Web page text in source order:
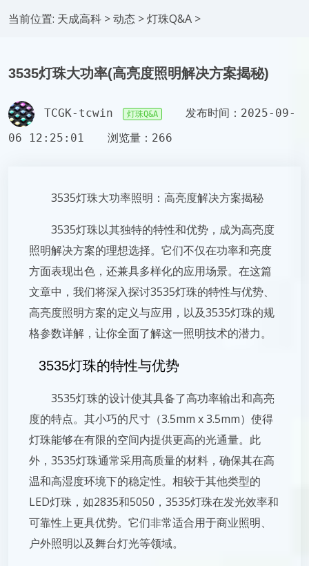
当前位置: 天成高科 >动态 >灯珠Q&A >
3535灯珠大功率(高亮度照明解决方案揭秘)
TCGK-tcwin 灯珠Q&A
发布时间：2025-09-
06 12:25:01
浏览量：266
3535灯珠大功率照明：高亮度解决方案揭秘
3535灯珠以其独特的特性和优势，成为高亮度
照明解决方案的理想选择。它们不仅在功率和亮度
方面表现出色，还兼具多样化的应用场景。在这篇
文章中，我们将深入探讨3535灯珠的特性与优势、
高亮度照明方案的定义与应用，以及3535灯珠的规
格参数详解，让你全面了解这一照明技术的潜力。
3535灯珠的特性与优势
3535灯珠的设计使其具备了高功率输出和高亮
度的特点。其小巧的尺寸（3.5mm x 3.5mm）使得
灯珠能够在有限的空间内提供更高的光通量。此
外，3535灯珠通常采用高质量的材料，确保其在高
温和高湿度环境下的稳定性。相较于其他类型的
LED灯珠，如2835和5050，3535灯珠在发光效率和
可靠性上更具优势。它们非常适合用于商业照明、
户外照明以及舞台灯光等领域。